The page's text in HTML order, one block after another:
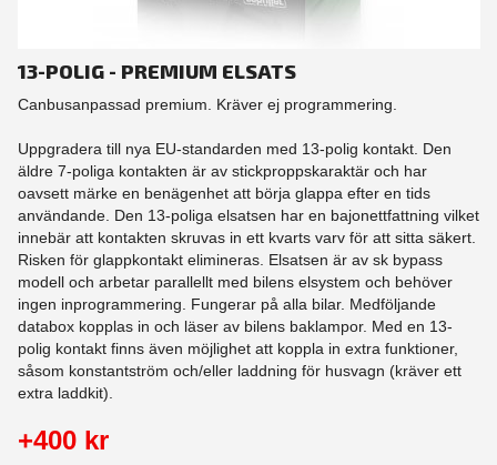
13-POLIG - PREMIUM ELSATS
Canbusanpassad premium. Kräver ej programmering.
Uppgradera till nya EU-standarden med 13-polig kontakt. Den
äldre 7-poliga kontakten är av stickproppskaraktär och har
oavsett märke en benägenhet att börja glappa efter en tids
användande. Den 13-poliga elsatsen har en bajonettfattning vilket
innebär att kontakten skruvas in ett kvarts varv för att sitta säkert.
Risken för glappkontakt elimineras. Elsatsen är av sk bypass
modell och arbetar parallellt med bilens elsystem och behöver
ingen inprogrammering. Fungerar på alla bilar. Medföljande
databox kopplas in och läser av bilens baklampor. Med en 13-
polig kontakt finns även möjlighet att koppla in extra funktioner,
såsom konstantström och/eller laddning för husvagn (kräver ett
extra laddkit).
+400 kr